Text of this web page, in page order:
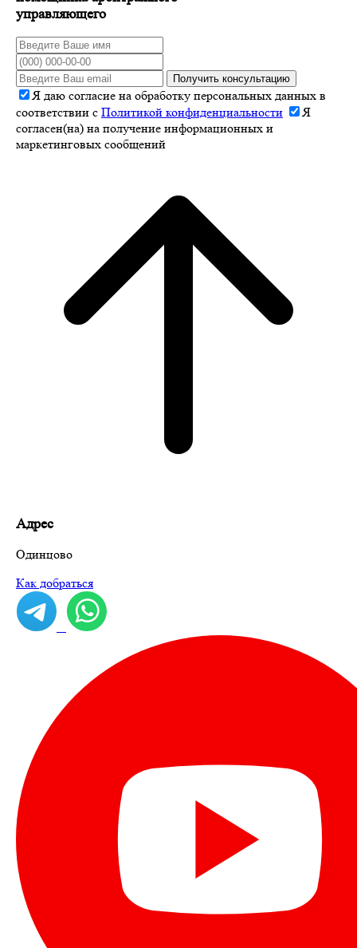
управляющего
Получить консультацию
Я даю согласие на обработку персональных данных в
соответствии с Политикой конфиденциальности
Я
согласен(на) на получение информационных и
маркетинговых сообщений
Адрес
Одинцово
Как добраться